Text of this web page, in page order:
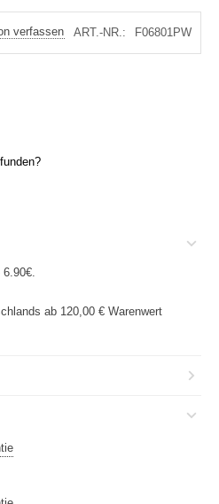
verfassen ART.-NR.: F06801PW
ab 120,00 € Warenwert